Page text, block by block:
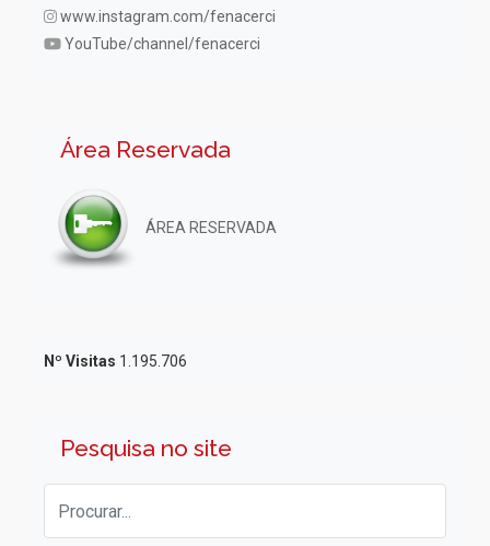
www.instagram.com/fenacerci
YouTube/channel/fenacerci
Área Reservada
ÁREA RESERVADA
Nº Visitas 1.195.706
Pesquisa no site